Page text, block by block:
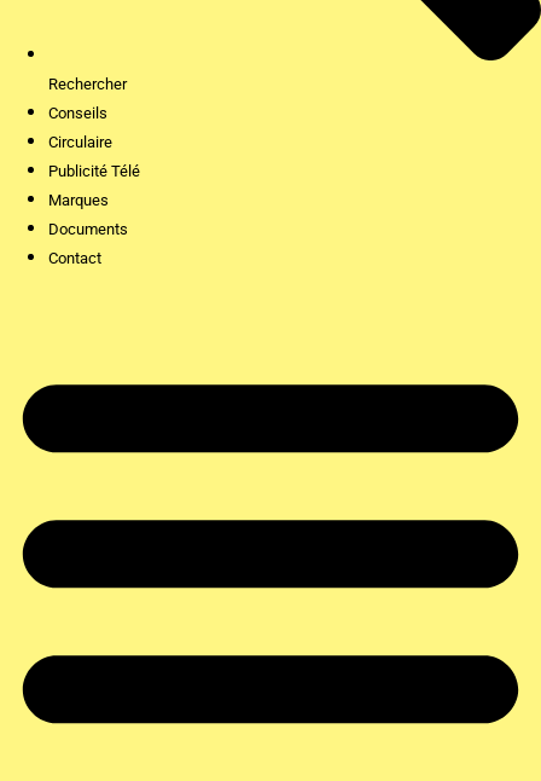
Rechercher
Conseils
Circulaire
Publicité Télé
Marques
Documents
Contact